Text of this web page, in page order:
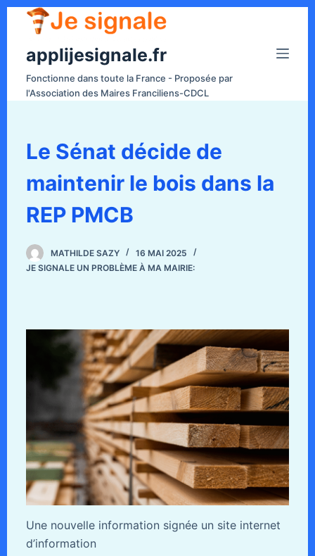
applijesignale.fr
Fonctionne dans toute la France - Proposée par
l'Association des Maires Franciliens-CDCL
Le Sénat décide de
maintenir le bois dans la
REP PMCB
MATHILDE SAZY
16 MAI 2025
JE SIGNALE UN PROBLÈME À MA MAIRIE:
Une nouvelle information signée un site internet
d’information